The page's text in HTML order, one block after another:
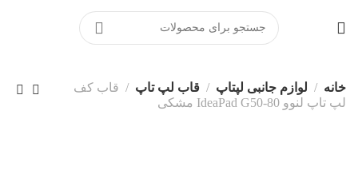
خانه لوازم جانبی لپتاپ قاب لپ تاپ
قاب کف
لپ تاپ لنوو IdeaPad G50-80 مشکی